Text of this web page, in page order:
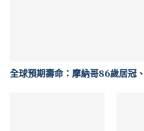
全球預期壽命：摩納哥86歲居冠